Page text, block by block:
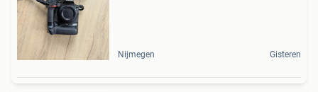
Nijmegen Gisteren